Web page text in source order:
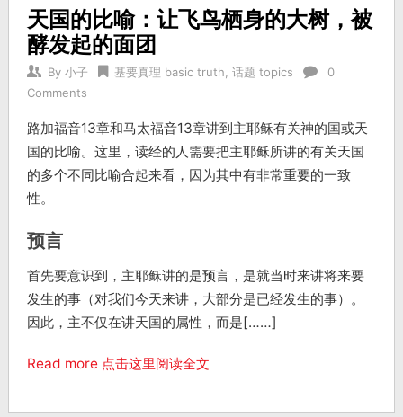
天国的比喻：让飞鸟栖身的大树，被
酵发起的面团
By 小子 基要真理 basic truth 话题 topics
0
Comments
路加福音13章和马太福音13章讲到主耶稣有关神的国或天
国的比喻。这里，读经的人需要把主耶稣所讲的有关天国
的多个不同比喻合起来看，因为其中有非常重要的一致
性。
预言
首先要意识到，主耶稣讲的是预言，是就当时来讲将来要
发生的事（对我们今天来讲，大部分是已经发生的事）。
因此，主不仅在讲天国的属性，而是[……]
Read more 点击这里阅读全文